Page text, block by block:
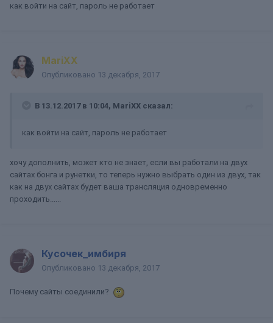
как войти на сайт, пароль не работает
MariXX
Опубликовано 13 декабря, 2017
В 13.12.2017 в 10:04, MariXX сказал:
как войти на сайт, пароль не работает
хочу дополнить, может кто не знает, если вы работали на двух
сайтах бонга и рунетки, то теперь нужно выбрать один из двух, так
как на двух сайтах будет ваша трансляция одновременно
проходить......
Кусочек_имбиря
Опубликовано 13 декабря, 2017
Почему сайты соединили?